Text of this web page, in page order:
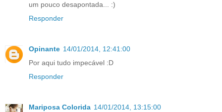
um pouco desapontada... :)
Responder
Opinante 14/01/2014, 12:41:00
Por aqui tudo impecável :D
Responder
Mariposa Colorida 14/01/2014, 13:15:00